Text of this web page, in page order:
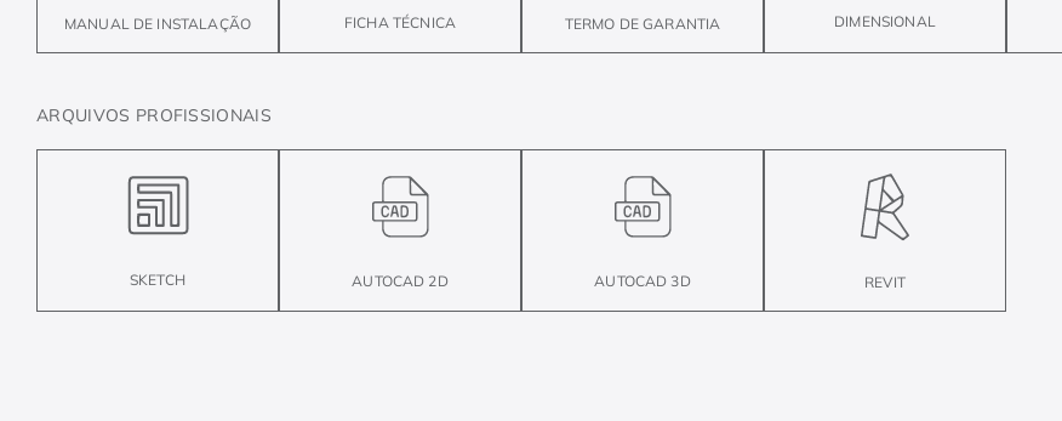
MANUAL DE INSTALAÇÃO FICHA TÉCNICA TERMO DE GARANTIA DIMENSIONAL
ARQUIVOS PROFISSIONAIS
SKETCH AUTOCAD 2D AUTOCAD 3D REVIT